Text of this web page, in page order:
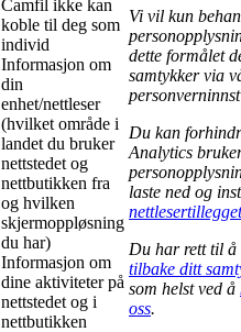
Camfil ikke kan
koble til deg som
individ
Informasjon om
din
enhet/nettleser
(hvilket område i
landet du bruker
nettstedet og
nettbutikken fra
og hvilken
skjermoppløsning
du har)
Informasjon om
dine aktiviteter på
nettstedet og i
nettbutikken
Vi vil kun
dette formålet
samtykker via
Du kan
Analytics
laste ned og
nettlesertillegget
Du har rett til å
tilbake ditt
som helst ved å
oss.